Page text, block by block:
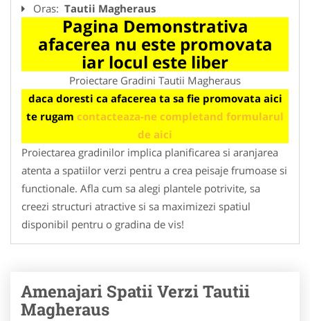
Oras: Tautii Magheraus
Pagina Demonstrativa
afacerea nu este promovata
iar locul este liber
Proiectare Gradini Tautii Magheraus
daca doresti ca afacerea ta sa fie promovata aici
te rugam contacteaza-ne completand formularul
de aici
Proiectarea gradinilor implica planificarea si aranjarea
atenta a spatiilor verzi pentru a crea peisaje frumoase si
functionale. Afla cum sa alegi plantele potrivite, sa
creezi structuri atractive si sa maximizezi spatiul
disponibil pentru o gradina de vis!
Amenajari Spatii Verzi Tautii
Magheraus